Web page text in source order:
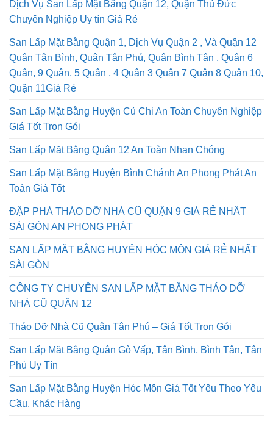
Dịch Vụ San Lấp Mặt Bằng Quận 12, Quận Thủ Đức
Chuyên Nghiệp Uy tín Giá Rẻ
San Lấp Mặt Bằng Quận 1, Dịch Vụ Quận 2 , Và Quận 12
Quận Tân Bình, Quận Tân Phú, Quận Bình Tân , Quận 6
Quận, 9 Quận, 5 Quận , 4 Quận 3 Quận 7 Quận 8 Quận 10,
Quận 11Giá Rẻ
San Lấp Mặt Bằng Huyện Củ Chi An Toàn Chuyên Nghiệp
Giá Tốt Trọn Gói
San Lấp Mặt Bằng Quận 12 An Toàn Nhan Chóng
San Lấp Mặt Bằng Huyện Bình Chánh An Phong Phát An
Toàn Giá Tốt
ĐẬP PHÁ THÁO DỠ NHÀ CŨ QUẬN 9 GIÁ RẺ NHẤT
SÀI GÒN AN PHONG PHÁT
SAN LẤP MẶT BẰNG HUYỆN HÓC MÔN GIÁ RẺ NHẤT
SÀI GÒN
CÔNG TY CHUYÊN SAN LẤP MẶT BẰNG THÁO DỠ
NHÀ CŨ QUẬN 12
Tháo Dỡ Nhà Cũ Quận Tân Phú – Giá Tốt Trọn Gói
San Lấp Mặt Bằng Quận Gò Vấp, Tân Bình, Bình Tân, Tân
Phú Uy Tín
San Lấp Mặt Bằng Huyện Hóc Môn Giá Tốt Yêu Theo Yêu
Cầu. Khác Hàng